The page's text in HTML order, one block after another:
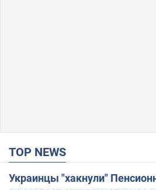
TOP NEWS
Украинцы "хакнули"